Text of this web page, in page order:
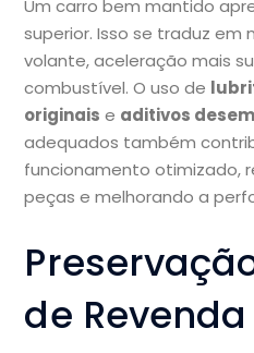
Um carro bem mantido
superior. Isso se traduz em
volante, aceleração mais
combustível. O uso de
originais e aditivos
adequados também
funcionamento otimizado,
peças e melhorando a
de Revenda